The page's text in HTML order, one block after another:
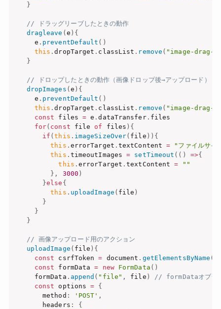
}
// ドラッグリーブしたときの動作
dragleave ( e ) {
    e
. preventDefault ( )
this .dropTarget . classList . remove ( "image-drag-
}
// ドロップしたときの動作（画像ドロップ後→アップロード）
dropImages ( e ) {
    e
. preventDefault ( )
this .dropTarget . classList . remove ( "image-drag-
const files = e .dataTransfer. files
for( const file of files ) {
if (this . imageSizeOver( file ) ) {
this . errorTarget . textContent =
"ファイルサイ
this . timeoutImages = setTimeout ( ( ) =>{
this . errorTarget .textContent =
""
} , 3000 )
}else {
this . uploadImage ( file )
}
}
}
// 画像アップロード用のアクション
uploadImage ( file ) {
const csrfToken = document . getElementsByName (
const formData = new FormData ( )
    formData
. append ( "file" , file )
// formDataオブジェ
const options = {
      method
: 'POST' ,
      headers
:
{